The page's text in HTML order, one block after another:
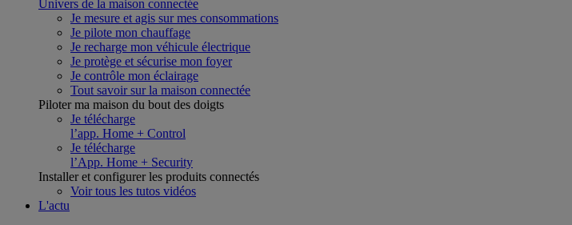
Univers de la maison connectée
Je mesure et agis sur mes consommations
Je pilote mon chauffage
Je recharge mon véhicule électrique
Je protège et sécurise mon foyer
Je contrôle mon éclairage
Tout savoir sur la maison connectée
Piloter ma maison du bout des doigts
Je télécharge
l’app. Home + Control
Je télécharge
l’App. Home + Security
Installer et configurer les produits connectés
Voir tous les tutos vidéos
L'actu